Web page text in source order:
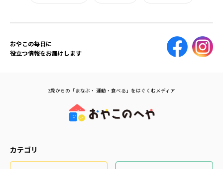
おやこの毎日に
役立つ情報をお届けします
3歳からの「まなぶ・ 運動・食べる」をはぐくむメディア
カテゴリ